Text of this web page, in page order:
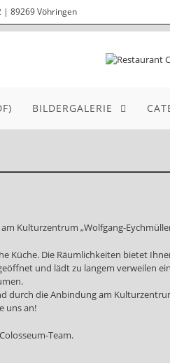
| 89269 Vöhringen
BILDERGALERIE
Kulturzentrum „Wolfgang-
Küche. Die Räumlichkeiten bietet
und lädt zu langem verweilen
durch die Anbindung am
uns an!
Team.